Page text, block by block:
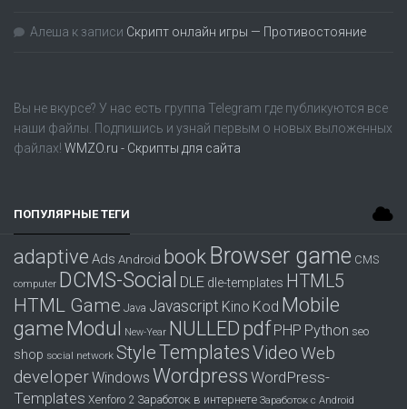
Алеша к записи Скрипт онлайн игры — Противостояние
Вы не вкурсе? У нас есть группа Telegram где публикуются все
наши файлы. Подпишись и узнай первым о новых выложенных
файлах! WMZO.ru - Скрипты для сайта
ПОПУЛЯРНЫЕ ТЕГИ
adaptive Ads Android book Browser game CMS
computer DCMS-Social DLE dle-templates HTML5
HTML Game Java Javascript Kino Kod Mobile
gameModul New-Year NULLED pdf PHP Python seo
shop social network StyleTemplatesVideoWeb
developerWindows Wordpress WordPress-
Templates Xenforo 2 Заработок в интернете Заработок с Android